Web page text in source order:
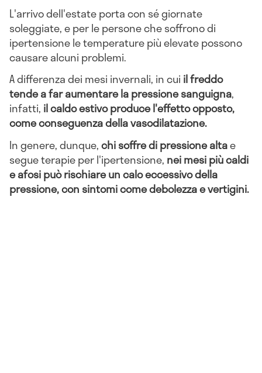
L'arrivo dell'estate porta con sé giornate
soleggiate, e per le persone che soffrono di
ipertensione le temperature più elevate possono
causare alcuni problemi.
A differenza dei mesi invernali, in cui il freddo
tende a far aumentare la pressione sanguigna,
infatti, il caldo estivo produce l'effetto opposto,
come conseguenza della vasodilatazione.
In genere, dunque,chi soffre di pressione altae
segue terapie per l'ipertensione, nei mesi più caldi
e afosi può rischiare un calo eccessivo della
pressione, con sintomi come debolezza e vertigini.